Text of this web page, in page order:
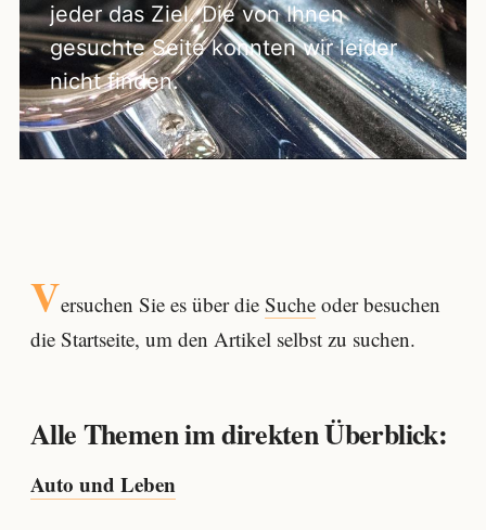
jeder das Ziel. Die von Ihnen
gesuchte Seite konnten wir leider
nicht finden.
Versuchen Sie es über die Sucheoder besuchen
die Startseite, um den Artikel selbst zu suchen.
Alle Themen im direkten Überblick:
Auto und Leben